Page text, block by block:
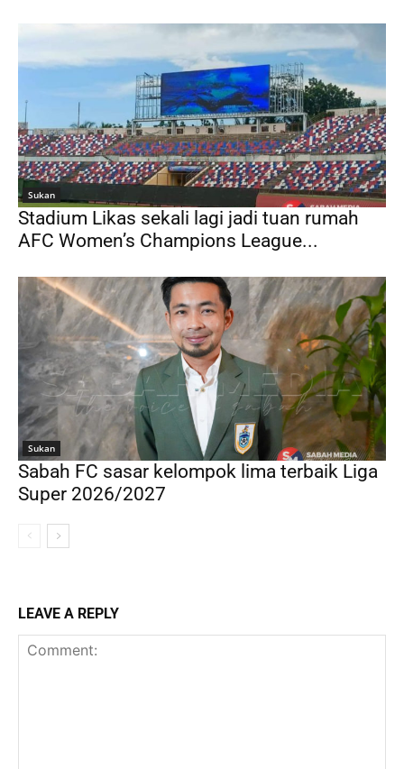
Sukan
Stadium Likas sekali lagi jadi tuan rumah
AFC Women’s Champions League...
Sukan
Sabah FC sasar kelompok lima terbaik Liga
Super 2026/2027
LEAVE A REPLY